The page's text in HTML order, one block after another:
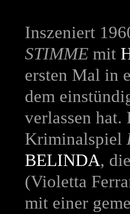
Inszeniert
STIMME mit
ersten Mal in
dem
verlassen
Kriminalspiel
BELINDA,
(Violetta
mit einer